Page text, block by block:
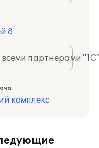
8
партнерами
комплекс